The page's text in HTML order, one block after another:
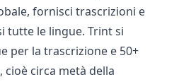
fornisci trascrizioni e
tutte le lingue. Trint si
per la trascrizione e 50+
circa metà della